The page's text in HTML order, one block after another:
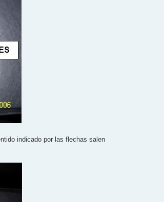
indicado por las flechas salen